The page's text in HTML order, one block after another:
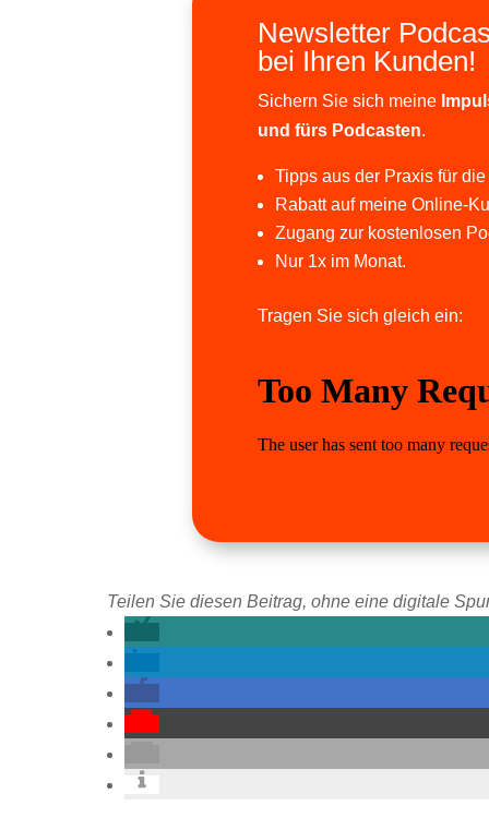
Newsletter
bei Ihren Kunden!
Sichern Sie sich meine
und fürs Podcasten.
Tipps aus der Praxis für
Rabatt auf meine Online-
Zugang zur kostenlosen
Nur 1x im Monat.
Tragen Sie sich gleich ein:
Teilen Sie diesen Beitrag, ohne eine digitale